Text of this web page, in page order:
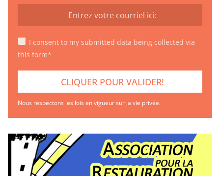
I consent to my submitted data being collected via
this form*
Nous respectons les lois en vigueur sur la vie privée.